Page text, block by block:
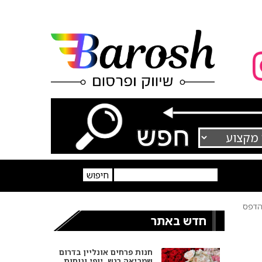
הדפס
חדש באתר
חנות פרחים אונליין בדרום